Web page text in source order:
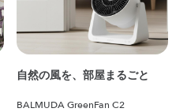
自然の風を、部屋まるごと
BALMUDA GreenFan C2